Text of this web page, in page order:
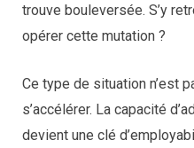
trouve bouleversée. S’y
opérer cette mutation ?
Ce type de situation n’est
s’accélérer. La capacité
devient une clé